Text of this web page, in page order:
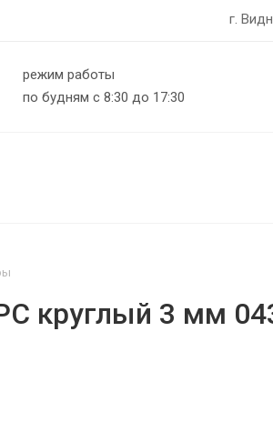
г.
режим работы
по будням с 8:30 до 17:30
круглый 3 мм